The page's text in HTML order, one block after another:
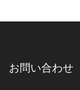
お問い合わせ